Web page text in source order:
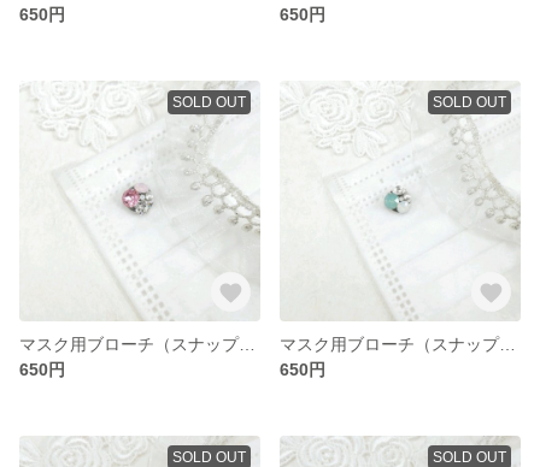
650円
650円
SOLD OUT
マスク用ブローチ（スナップボタン式）1個
650円
SOLD OUT
マスク用ブローチ（スナップボタン式）1個
650円
SOLD OUT SOLD OUT